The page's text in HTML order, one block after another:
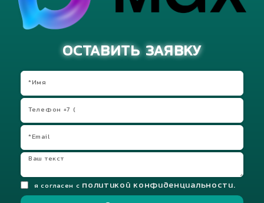
ОСТАВИТЬ ЗАЯВКУ
я согласен с политикой конфиденциальности.